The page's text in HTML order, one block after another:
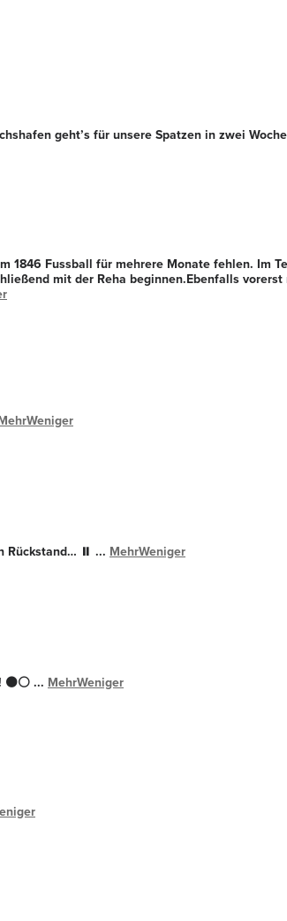
geht’s für unsere Spatzen in zwei
1846 Fussball für mehrere Monate fehlen. Im
mit der Reha beginnen.Ebenfalls vorerst
Weniger
Rückstand… ⏸️ ... MehrWeniger
⚫️⚪️ ... MehrWeniger